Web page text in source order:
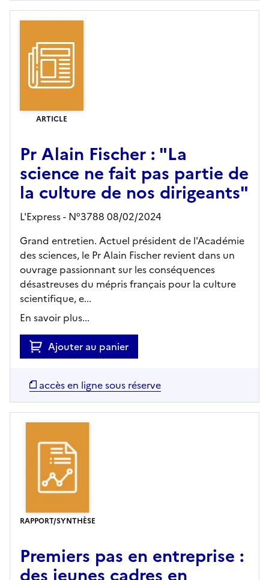
ARTICLE
Pr Alain Fischer : "La
science ne fait pas partie de
la culture de nos dirigeants"
L'Express - N°3788 08/02/2024
Grand entretien. Actuel président de l'Académie
des sciences, le Pr Alain Fischer revient dans un
ouvrage passionnant sur les conséquences
désastreuses du mépris français pour la culture
scientifique, e...
En savoir plus...
Ajouter au panier
accès en ligne sous réserve
RAPPORT/SYNTHÈSE
Premiers pas en entreprise :